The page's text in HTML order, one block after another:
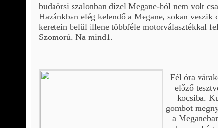
budaörsi szalonban dízel Megane-ból nem volt
Hazánkban elég kelendő a Megane, sokan
keretein belül illene többféle motorválasztékkal
Szomorú. Na mind1.
Fél óra
előző
kocsiba.
gombot
a